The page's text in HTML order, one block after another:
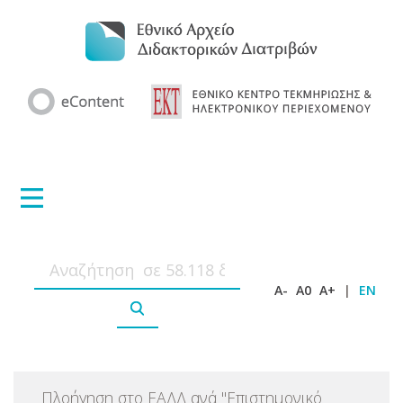
A- A0 A+ | EN
Πλοήγηση στο ΕΑΔΔ ανά "Επιστημονικό